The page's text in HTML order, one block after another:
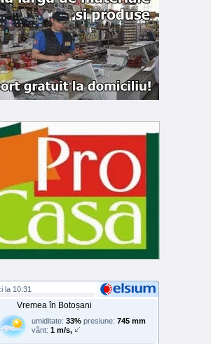
la 10:31
Vremea în Botoșani
umiditate: 33% presiune: 745 mm
vânt: 1 m/s,